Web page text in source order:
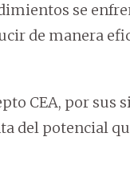
se
de manera
CEA, por sus
del potencial